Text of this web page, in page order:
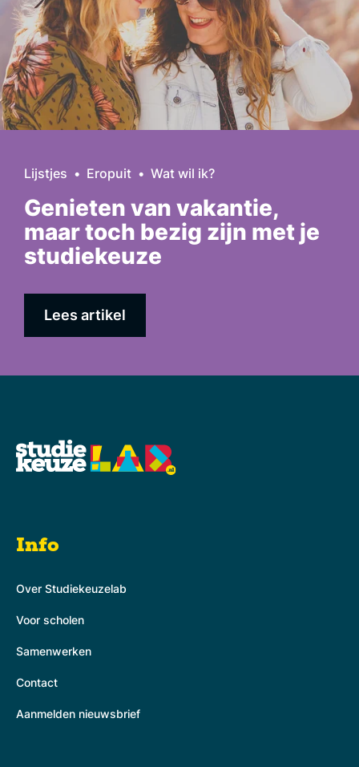
Lijstjes Eropuit Wat wil ik?
Genieten van vakantie,
maar toch bezig zijn met je
studiekeuze
Lees artikel
Info
Over Studiekeuzelab
Voor scholen
Samenwerken
Contact
Aanmelden nieuwsbrief